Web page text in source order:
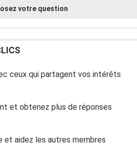
votre question
ceux qui partagent vos intérêts
et obtenez plus de réponses
aidez les autres membres